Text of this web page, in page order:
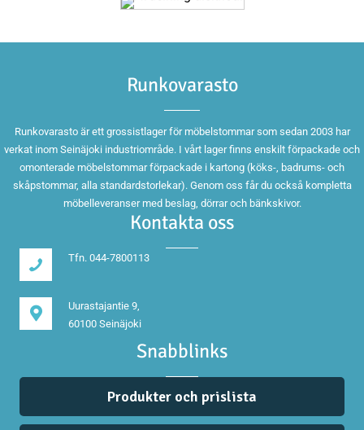
Runkovarasto
Runkovarasto är ett grossistlager för möbelstommar som sedan 2003 har
verkat inom Seinäjoki industriområde. I vårt lager finns enskilt förpackade och
omonterade möbelstommar förpackade i kartong (köks-, badrums- och
skåpstommar, alla standardstorlekar). Genom oss får du också kompletta
möbelleveranser med beslag, dörrar och bänkskivor.
Kontakta oss
Tfn. 044-7800113
Uurastajantie 9,
60100 Seinäjoki
Snabblinks
Produkter och prislista